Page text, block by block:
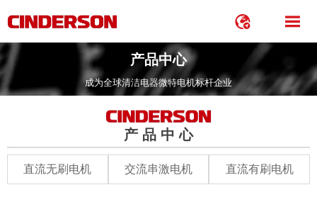
 
产品中心
成为全球清洁电器微特电机标杆企业
产 品 中 心
直流无刷电机 交流串激电机 直流有刷电机